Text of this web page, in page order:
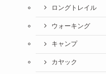
ロングトレイル
ウォーキング
キャンプ
カヤック